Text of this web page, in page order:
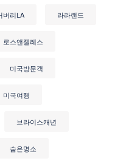
버리LA 라라랜드
로스앤젤레스
미국방문객
미국여행
브라이스캐년
숨은명소